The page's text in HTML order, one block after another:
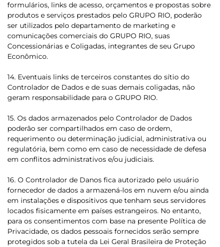
formulários, links de acesso, orçamentos e propostas sobre
produtos e serviços prestados pelo GRUPO RIO, poderão
ser utilizados pelo departamento de marketing e
comunicações comerciais do GRUPO RIO, suas
Concessionárias e Coligadas, integrantes de seu Grupo
Econômico.
14. Eventuais links de terceiros constantes do sítio do
Controlador de Dados e de suas demais coligadas, não
geram responsabilidade para o GRUPO RIO.
15. Os dados armazenados pelo Controlador de Dados
poderão ser compartilhados em caso de ordem,
requerimento ou determinação judicial, administrativa ou
regulatória, bem como em caso de necessidade de defesa
em conflitos administrativos e/ou judiciais.
16. O Controlador de Danos fica autorizado pelo usuário
fornecedor de dados a armazená-los em nuvem e/ou ainda
em instalações e dispositivos que tenham seus servidores
locados fisicamente em países estrangeiros. No entanto,
para os consentimentos com base na presente Política de
Privacidade, os dados pessoais fornecidos serão sempre
protegidos sob a tutela da Lei Geral Brasileira de Proteção